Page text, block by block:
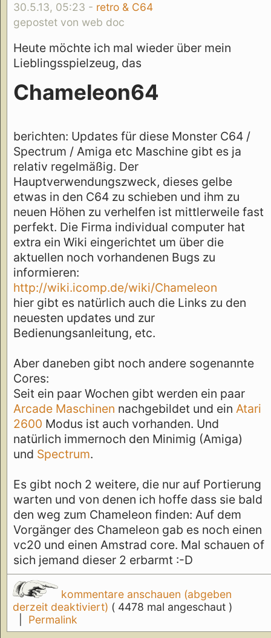
30.5.13, 05:23 - retro & C64
gepostet von web doc
Heute möchte ich mal wieder über mein
Lieblingsspielzeug, das
Chameleon64
berichten: Updates für diese Monster C64 /
Spectrum / Amiga etc Maschine gibt es ja
relativ regelmäßig. Der
Hauptverwendungszweck, dieses gelbe
etwas in den C64 zu schieben und ihm zu
neuen Höhen zu verhelfen ist mittlerweile fast
perfekt. Die Firma individual computer hat
extra ein Wiki eingerichtet um über die
aktuellen noch vorhandenen Bugs zu
informieren:
http://wiki.icomp.de/wiki/Chameleon
hier gibt es natürlich auch die Links zu den
neuesten updates und zur
Bedienungsanleitung, etc.
Aber daneben gibt noch andere sogenannte
Cores:
Seit ein paar Wochen gibt werden ein paar
Arcade Maschinen nachgebildet und ein Atari
2600 Modus ist auch vorhanden. Und
natürlich immernoch den Minimig (Amiga)
und Spectrum.
Es gibt noch 2 weitere, die nur auf Portierung
warten und von denen ich hoffe dass sie bald
den weg zum Chameleon finden: Auf dem
Vorgänger des Chameleon gab es noch einen
vc20 und einen Amstrad core. Mal schauen of
sich jemand dieser 2 erbarmt :-D
kommentare anschauen (abgeben
derzeit deaktiviert) ( 4478 mal angeschaut )
Permalink